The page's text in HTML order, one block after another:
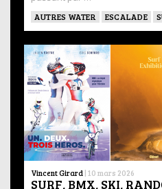
AUTRES WATER ESCALADE
Vincent Girard | 10 mars 2026
SURF, BMX, SKI,